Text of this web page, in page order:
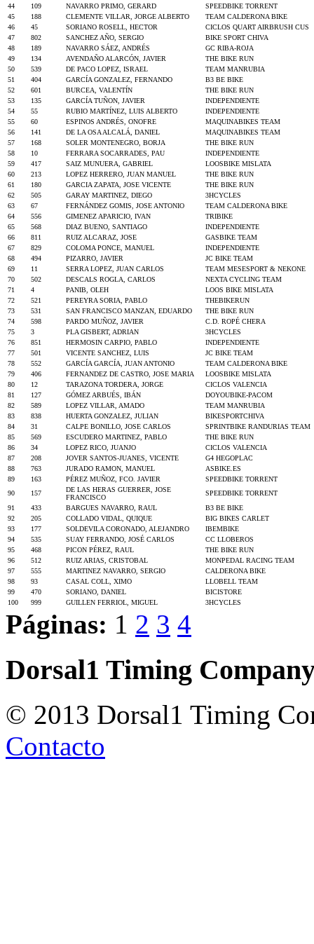
44
109 NAVARRO PRIMO, GERARD
SPEEDBIKE TORRENT
45
188 CLEMENTE VILLAR, JORGE ALBERTO
TEAM CALDERONA BIKE
46
45 SORIANO ROSELL, HECTOR
CICLOS QUART AIRBRUSH CUS
47
802 SANCHEZ AÑO, SERGIO
BIKE SPORT CHIVA
48
189 NAVARRO SÁEZ, ANDRÉS
GC RIBA-ROJA
49
134 AVENDAÑO ALARCÓN, JAVIER
THE BIKE RUN
50
539 DE PACO LOPEZ, ISRAEL
TEAM MANRUBIA
51
404 GARCÍA GONZALEZ, FERNANDO
B3 BE BIKE
52
601 BURCEA, VALENTÍN
THE BIKE RUN
53
135 GARCÍA TUÑON, JAVIER
INDEPENDIENTE
54
55 RUBIO MARTÍNEZ, LUIS ALBERTO
INDEPENDIENTE
55
60 ESPINOS ANDRÉS, ONOFRE
MAQUINABIKES TEAM
56
141 DE LA OSA ALCALÁ, DANIEL
MAQUINABIKES TEAM
57
168 SOLER MONTENEGRO, BORJA
THE BIKE RUN
58
10 FERRARA SOCARRADES, PAU
INDEPENDIENTE
59
417 SAIZ MUNUERA, GABRIEL
LOOSBIKE MISLATA
60
213 LOPEZ HERRERO, JUAN MANUEL
THE BIKE RUN
61
180 GARCIA ZAPATA, JOSE VICENTE
THE BIKE RUN
62
505 GARAY MARTINEZ, DIEGO
3HCYCLES
63
67 FERNÁNDEZ GOMIS, JOSE ANTONIO
TEAM CALDERONA BIKE
64
556 GIMENEZ APARICIO, IVAN
TRIBIKE
65
568 DIAZ BUENO, SANTIAGO
INDEPENDIENTE
66
811 RUIZ ALCARAZ, JOSE
GASBIKE TEAM
67
829 COLOMA PONCE, MANUEL
INDEPENDIENTE
68
494 PIZARRO, JAVIER
JC BIKE TEAM
69
11 SERRA LOPEZ, JUAN CARLOS
TEAM MESESPORT & NEKONE
70
502 DESCALS ROGLA, CARLOS
NEXTA CYCLING TEAM
71
4 PANIB, OLEH
LOOS BIKE MISLATA
72
521 PEREYRA SORIA, PABLO
THEBIKERUN
73
531 SAN FRANCISCO MANZAN, EDUARDO
THE BIKE RUN
74
598 PARDO MUÑOZ, JAVIER
C.D. ROPÉ CHERA
75
3 PLA GISBERT, ADRIAN
3HCYCLES
76
851 HERMOSIN CARPIO, PABLO
INDEPENDIENTE
77
501 VICENTE SANCHEZ, LUIS
JC BIKE TEAM
78
552 GARCÍA GARCÍA, JUAN ANTONIO
TEAM CALDERONA BIKE
79
406 FERNANDEZ DE CASTRO, JOSE MARIA
LOOSBIKE MISLATA
80
12 TARAZONA TORDERA, JORGE
CICLOS VALENCIA
81
127 GÓMEZ ARBUÉS, IBÁN
DOYOUBIKE-PACOM
82
589 LOPEZ VILLAR, AMADO
TEAM MANRUBIA
83
838 HUERTA GONZALEZ, JULIAN
BIKESPORTCHIVA
84
31 CALPE BONILLO, JOSE CARLOS
SPRINTBIKE RANDURIAS TEAM
85
569 ESCUDERO MARTINEZ, PABLO
THE BIKE RUN
86
34 LOPEZ RICO, JUANJO
CICLOS VALENCIA
87
208 JOVER SANTOS-JUANES, VICENTE
G4 HEGOPLAC
88
763 JURADO RAMON, MANUEL
ASBIKE.ES
89
163 PÉREZ MUÑOZ, FCO. JAVIER
SPEEDBIKE TORRENT
90
157
DE LAS HERAS GUERRER, JOSE
FRANCISCO
SPEEDBIKE TORRENT
91
433 BARGUES NAVARRO, RAUL
B3 BE BIKE
92
205 COLLADO VIDAL, QUIQUE
BIG BIKES CARLET
93
177 SOLDEVILA CORONADO, ALEJANDRO
IBEMBIKE
94
535 SUAY FERRANDO, JOSÉ CARLOS
CC LLOBEROS
95
468 PICON PÉREZ, RAUL
THE BIKE RUN
96
512 RUIZ ARIAS, CRISTOBAL
MONPEDAL RACING TEAM
97
555 MARTINEZ NAVARRO, SERGIO
CALDERONA BIKE
98
93 CASAL COLL, XIMO
LLOBELL TEAM
99
470 SORIANO, DANIEL
BICISTORE
100
999 GUILLEN FERRIOL, MIGUEL 3HCYCLES
Páginas: 1 2 3 4
Dorsal1 Timing
© 2013 Dorsal1 Timing
Contacto